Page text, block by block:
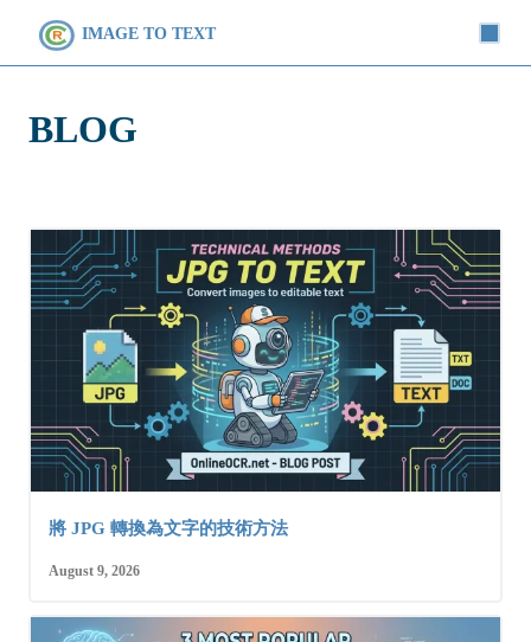
IMAGE TO TEXT
BLOG
將 JPG 轉換為文字的技術方法
August 9, 2026